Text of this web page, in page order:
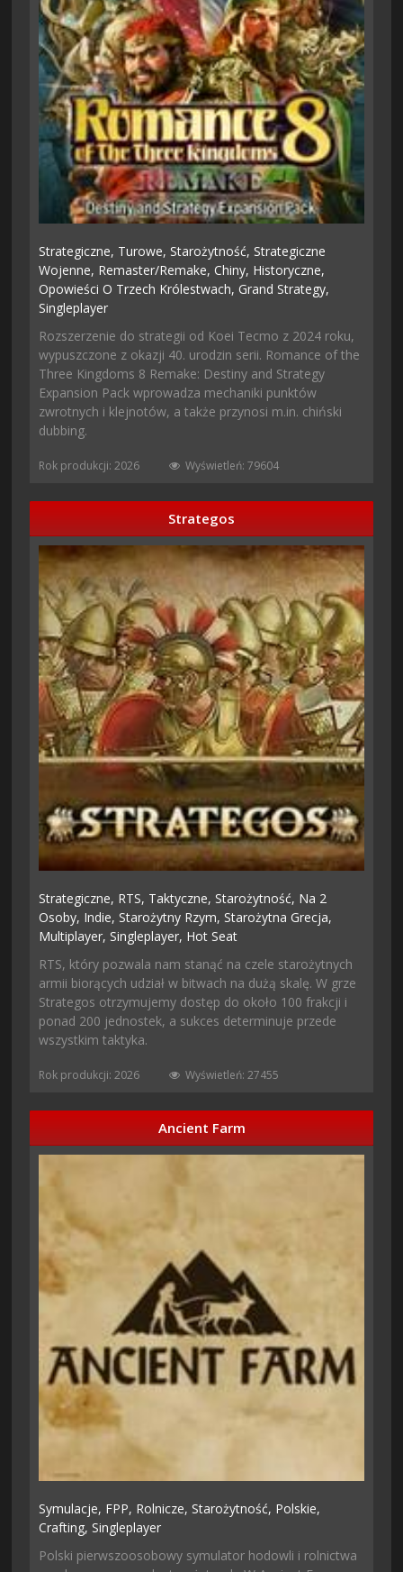
Strategiczne, Turowe,Starożytność,Strategiczne
Wojenne, Remaster/remake,Chiny, Historyczne,
Opowieści O Trzech Królestwach, Grand Strategy,
Singleplayer
Rozszerzenie do strategii od Koei Tecmo z 2024 roku,
wypuszczone z okazji 40. urodzin serii. Romance of the
Three Kingdoms 8 Remake: Destiny and Strategy
Expansion Pack wprowadza mechaniki punktów
zwrotnych i klejnotów, a także przynosi m.in. chiński
dubbing.
Rok produkcji: 2026 Wyświetleń: 79604
Strategos
Strategiczne, RTS, Taktyczne,Starożytność, Na 2
Osoby, Indie,Starożytny Rzym,Starożytna Grecja,
Multiplayer,Singleplayer, Hot Seat
RTS, który pozwala nam stanąć na czele starożytnych
armii biorących udział w bitwach na dużą skalę. W grze
Strategos otrzymujemy dostęp do około 100 frakcji i
ponad 200 jednostek, a sukces determinuje przede
wszystkim taktyka.
Rok produkcji: 2026 Wyświetleń: 27455
Ancient Farm
Symulacje, FPP, Rolnicze,Starożytność, Polskie,
Crafting,Singleplayer
Polski pierwszoosobowy symulator hodowli i rolnictwa